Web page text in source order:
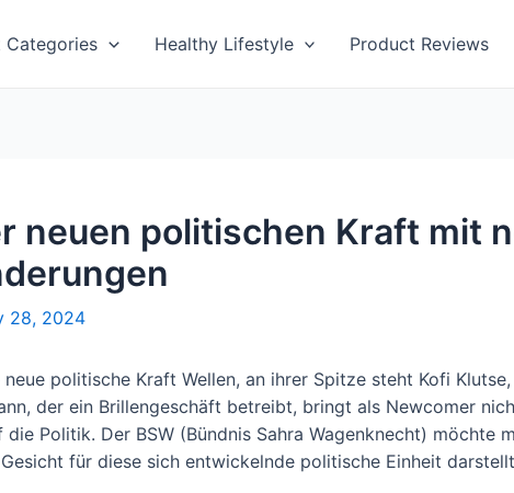
Categories Healthy Lifestyle Product Reviews
neuen politischen Kraft mit
28, 2024
politische Kraft Wellen, an ihrer Spitze steht Kofi
der ein Brillengeschäft betreibt, bringt als Newcomer
Politik. Der BSW (Bündnis Sahra Wagenknecht) möchte
für diese sich entwickelnde politische Einheit